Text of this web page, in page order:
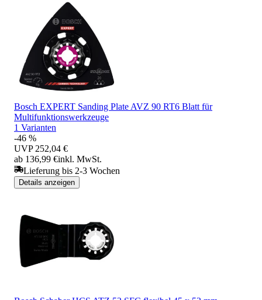
Bosch EXPERT Sanding Plate AVZ 90 RT6 Blatt für
Multifunktionswerkzeuge
1 Varianten
-46 %
UVP 252,04 €
ab 136,99 €inkl. MwSt.
Lieferung bis 2-3 Wochen
Details anzeigen